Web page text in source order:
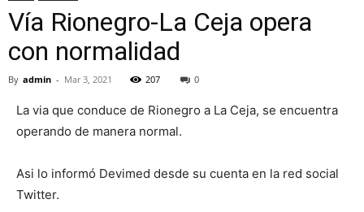
Vía Rionegro-La Ceja opera
con normalidad
By admin - Mar 3, 2021 207 0
La via que conduce de Rionegro a La Ceja, se encuentra
operando de manera normal.
Asi lo informó Devimed desde su cuenta en la red social
Twitter.